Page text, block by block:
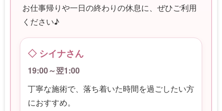
お仕事帰りや一日の終わりの休息に、ぜひご利用
ください♪
◇ シイナさん
19:00～翌1:00
丁寧な施術で、落ち着いた時間を過ごしたい方
におすすめ。